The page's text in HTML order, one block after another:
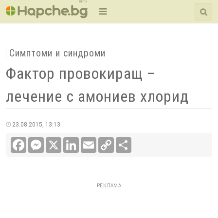
BETA
Симптоми и синдроми
Фактор провокиращ –
лечение с амониев хлорид
23.08.2015, 13:13
FacebookMessenger LinkedInEmail
Copy
Link
РЕКЛАМА